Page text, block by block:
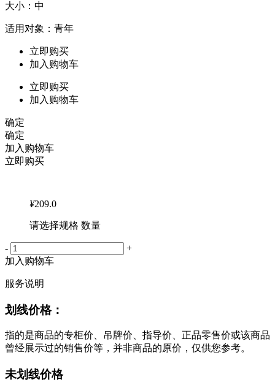
大小：中
适用对象：青年
立即购买
加入购物车
立即购买
加入购物车
确定
确定
加入购物车
立即购买
¥209.0
请选择规格 数量
-
+
加入购物车
服务说明
划线价格：
指的是商品的专柜价、吊牌价、指导价、正品零售价或该商品
曾经展示过的销售价等，并非商品的原价，仅供您参考。
未划线价格